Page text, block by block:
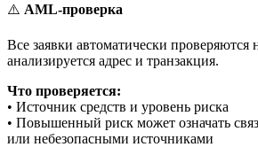
⚠️ AML-проверка
Все заявки автоматически проверяются
анализируется адрес и транзакция.
Что проверяется:
• Источник средств и уровень риска
• Повышенный риск может означать
или небезопасными источниками